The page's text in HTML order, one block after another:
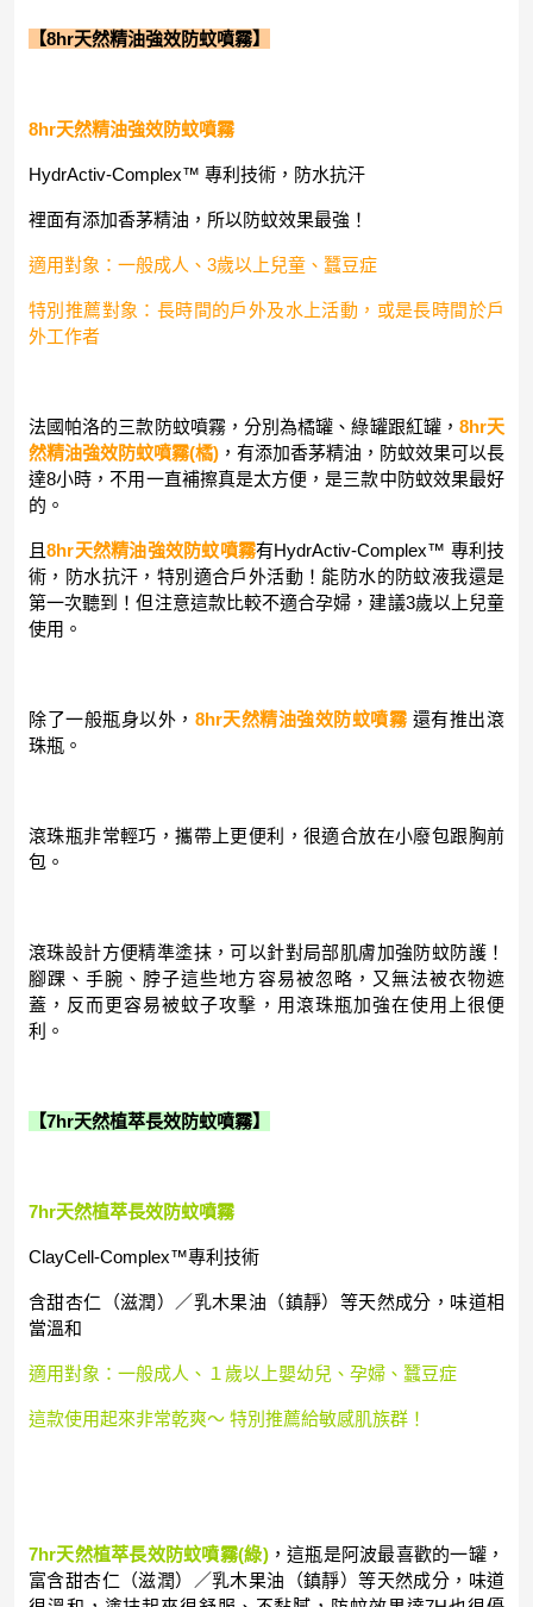
【8hr天然精油強效防蚊噴霧】
8hr天然精油強效防蚊噴霧
HydrActiv-Complex™ 專利技術，防水抗汗
裡面有添加香茅精油，所以防蚊效果最強！
適用對象：一般成人、3歲以上兒童、蠶豆症
特別推薦對象：長時間的戶外及水上活動，或是長時間於戶
外工作者
法國帕洛的三款防蚊噴霧，分別為橘罐、綠罐跟紅罐， 8hr天
然精油強效防蚊噴霧(橘) ，有添加香茅精油，防蚊效果可以長
達8小時，不用一直補擦真是太方便，是三款中防蚊效果最好
的。
且8hr天然精油強效防蚊噴霧有HydrActiv-Complex™ 專利技
術，防水抗汗，特別適合戶外活動！能防水的防蚊液我還是
第一次聽到！但注意這款比較不適合孕婦，建議3歲以上兒童
使用。
除了一般瓶身以外， 8hr天然精油強效防蚊噴霧 還有推出滾
珠瓶。
滾珠瓶非常輕巧，攜帶上更便利，很適合放在小廢包跟胸前
包。
滾珠設計方便精準塗抹，可以針對局部肌膚加強防蚊防護！
腳踝、手腕、脖子這些地方容易被忽略，又無法被衣物遮
蓋，反而更容易被蚊子攻擊，用滾珠瓶加強在使用上很便
利。
【7hr天然植萃長效防蚊噴霧】
7hr天然植萃長效防蚊噴霧
ClayCell-Complex™專利技術
含甜杏仁（滋潤）／乳木果油（鎮靜）等天然成分，味道相
當溫和
適用對象：一般成人、１歲以上嬰幼兒、孕婦、蠶豆症
這款使用起來非常乾爽～ 特別推薦給敏感肌族群！
7hr天然植萃長效防蚊噴霧(綠)，這瓶是阿波最喜歡的一罐，
富含甜杏仁（滋潤）／乳木果油（鎮靜）等天然成分，味道